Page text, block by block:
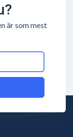
är som mest